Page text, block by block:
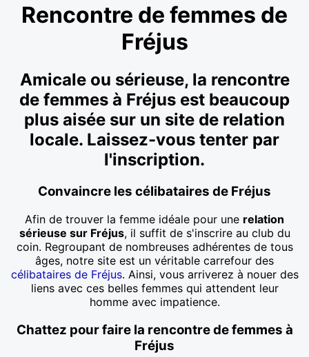
Rencontre de femmes de
Fréjus
Amicale ou sérieuse, la rencontre
de femmes à Fréjus est beaucoup
plus aisée sur un site de relation
locale. Laissez-vous tenter par
l'inscription.
Convaincre les célibataires de Fréjus
Afin de trouver la femme idéale pour une relation
sérieuse sur Fréjus, il suffit de s'inscrire au club du
coin. Regroupant de nombreuses adhérentes de tous
âges, notre site est un véritable carrefour des
célibataires de Fréjus. Ainsi, vous arriverez à nouer des
liens avec ces belles femmes qui attendent leur
homme avec impatience.
Chattez pour faire la rencontre de femmes à
Fréjus